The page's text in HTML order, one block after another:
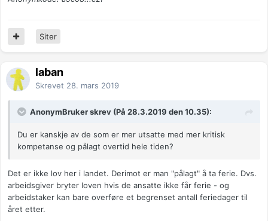
Siter
laban
Skrevet 28. mars 2019
AnonymBruker skrev (På 28.3.2019 den 10.35):
Du er kanskje av de som er mer utsatte med mer kritisk
kompetanse og pålagt overtid hele tiden?
Det er ikke lov her i landet. Derimot er man "pålagt" å ta ferie. Dvs.
arbeidsgiver bryter loven hvis de ansatte ikke får ferie - og
arbeidstaker kan bare overføre et begrenset antall feriedager til
året etter.